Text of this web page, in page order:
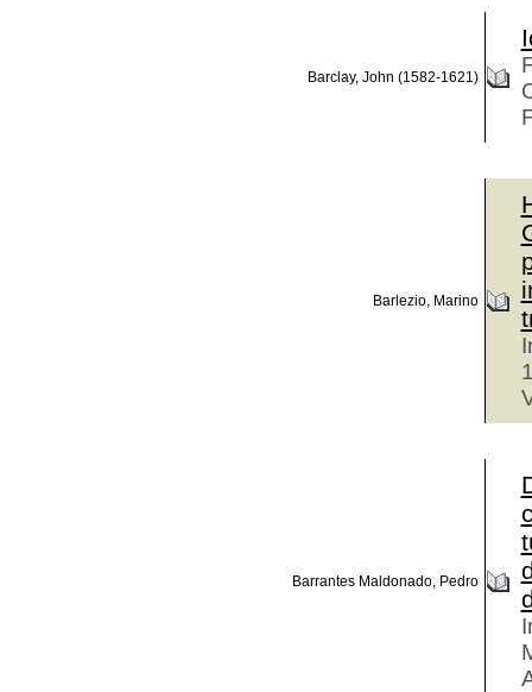
Barclay, John (1582-1621)
Barlezio, Marino
Barrantes Maldonado, Pedro